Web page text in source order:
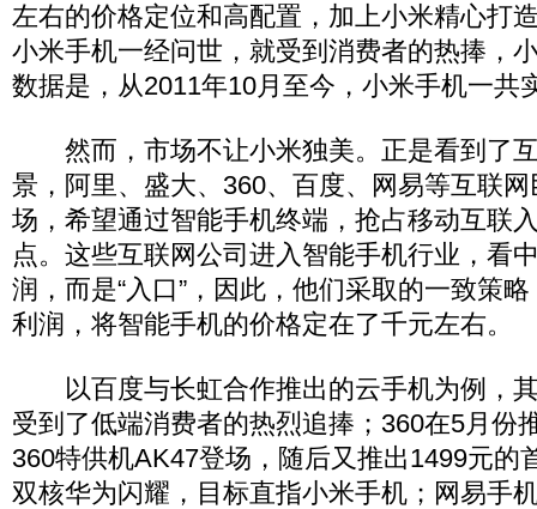
左右的价格定位和高配置，加上小米精心打
小米手机一经问世，就受到消费者的热捧，
数据是，从2011年10月至今，小米手机一共
然而，市场不让小米独美。正是看到了
景，阿里、盛大、360、百度、网易等互联
场，希望通过智能手机终端，抢占移动互联
点。这些互联网公司进入智能手机行业，看
润，而是“入口”，因此，他们采取的一致策
利润，将智能手机的价格定在了千元左右。
以百度与长虹合作推出的云手机为例，
受到了低端消费者的热烈追捧；360在5月份
360特供机AK47登场，随后又推出1499元的
双核华为闪耀，目标直指小米手机；网易手